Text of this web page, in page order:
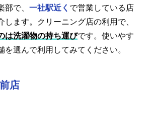
部で、 一社駅近く で営業している店
します。クリーニング店の利用で、
は洗濯物の持ち運びです。使いやす
を選んで利用してみてください。
店